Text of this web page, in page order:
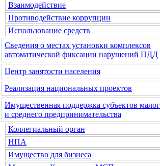
Взаимодействие
Противодействие коррупции
Использование средств
Сведения о местах установки комплексов
автоматической фиксации нарушений ПДД
Центр занятости населения
Реализация национальных проектов
Имущественная поддержка субъектов
и среднего предпринимательства
Коллегиальный орган
НПА
Имущество для бизнеса